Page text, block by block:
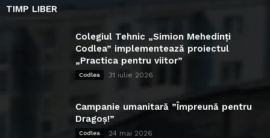
TIMP LIBER
Colegiul Tehnic „Simion Mehedinți
Codlea” implementează proiectul
„Practica pentru viitor”
Codlea 31 iulie 2026
Campanie umanitară ”Împreună pentru
Dragoș!”
Codlea 24 mai 2026